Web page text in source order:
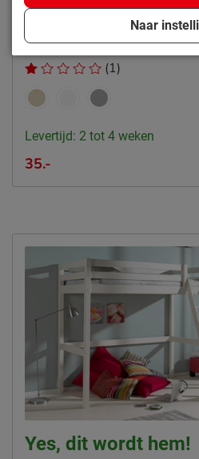
Duurzaam
Leveranciersinformatie
Naam
Locatie
Emailadres
Hangtablet Pino
(1)
Levertijd: 2 tot 4 weken
35.-
Yes, dit wordt hem!
Naar